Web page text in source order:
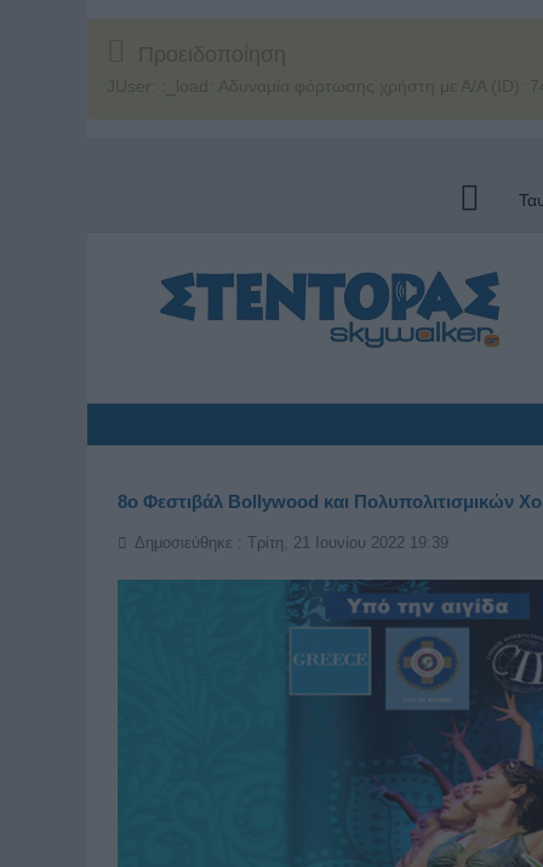
Προειδοποίηση
JUser: :_load: Αδυναμία φόρτωσης χρήστη με Α/Α (ID):
8ο Φεστιβάλ Bollywood και Πολυπολιτισμικών
Δημοσιεύθηκε : Τρίτη, 21 Ιουνίου 2022 19:39